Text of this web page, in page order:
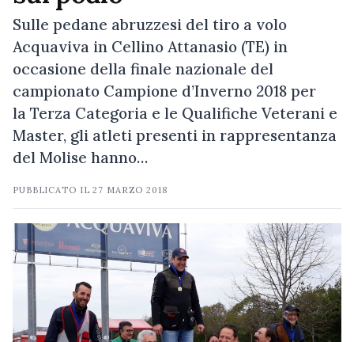
Sulle pedane abruzzesi del tiro a volo
Acquaviva in Cellino Attanasio (TE) in
occasione della finale nazionale del
campionato Campione d’Inverno 2018 per
la Terza Categoria e le Qualifiche Veterani e
Master, gli atleti presenti in rappresentanza
del Molise hanno…
PUBBLICATO IL27 MARZO 2018